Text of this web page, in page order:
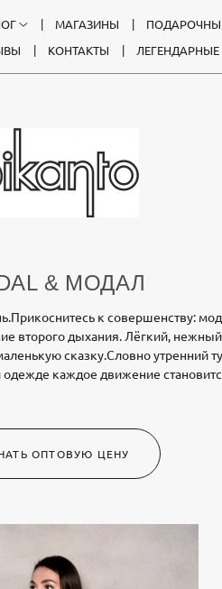
МАГАЗИНЫ
КОНТАКТЫ
& МОДАЛ
к совершенству:
второго дыхания. Лёгкий,
сказку.Словно утренний
каждое движение
ОПТОВУЮ ЦЕНУ